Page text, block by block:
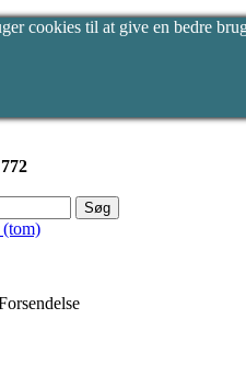
cookies til at give en bedre
Søg
(tom)